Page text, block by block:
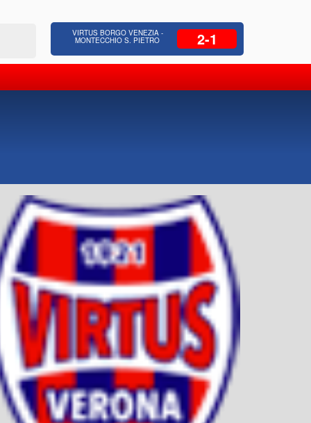
Opere pubbliche,
Strade, Opere idrauliche, Bonifica
VIRTUS BORGO VENEZIA -
MONTECCHIO S. PIETRO 2-1